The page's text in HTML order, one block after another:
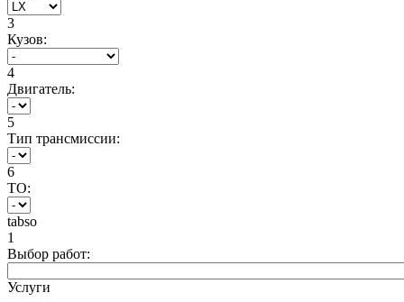
3
Кузов:
4
Двигатель:
5
Тип трансмиссии:
6
ТО:
tabso
1
Выбор работ:
Услуги